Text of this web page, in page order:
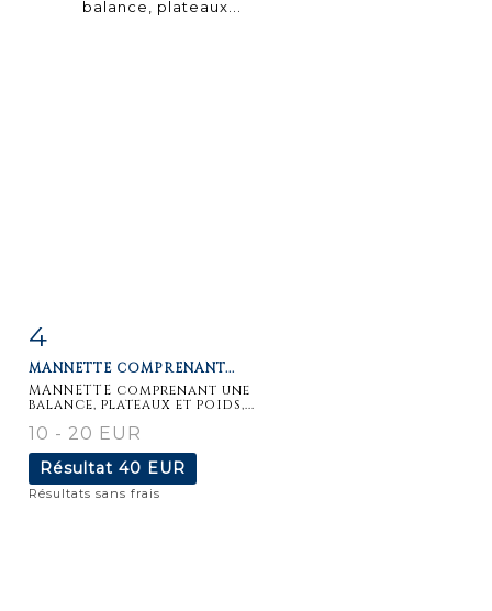
détaillée
4
MANNETTE COMPRENANT...
MANNETTE comprenant une
balance, plateaux et poids,...
10 - 20 EUR
Résultat 40 EUR
Résultats sans frais